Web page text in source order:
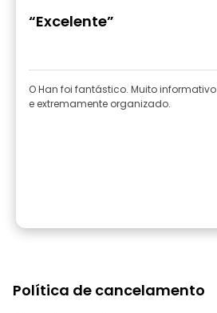
“Excelente”
O Han foi fantástico. Muito informativo
e extremamente organizado.
Política de cancelamento